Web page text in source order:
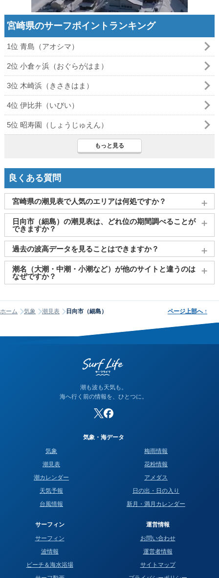
宮崎県のサーフポイントランキング
1位 青島（アオシマ）
2位 小倉ヶ浜（おぐらがはま）
3位 木崎浜（きさきはま）
4位 伊比井（いびい）
5位 昭寿園（しょうじゅえん）
もっと見る
良くある質問
宮崎県の潮見表で人気のエリアは何処ですか？
宮崎 、日南市（油津）、日向市（細島）、土々呂 、 福島 がよ
く見られております。
日向市（細島）の潮見表は、どれ位の期間調べることが
できますか？
2011～2027年までの16年間分の潮汐情報や日の出・日の入りを
調べることができます。視覚的に分かり易くタイドグラフで、
日の出・日の入り情報も合わせて確認することができます。
過去の波高データを見ることはできますか？
大変申し訳ございませんが、過去の波高データ（波の高さ）に
関してはご提供しておりません。
潮名（大潮・中潮・小潮など）が他のサイトと違うのは
なぜですか？
何日まで大潮」という統一された公的な定義はありません。そ
のため、サイトが採用する計算方式によって、境界にあたる日
って見える場合は、そのサイトが別の方式を使っている可能性
ホーム 気象 潮見表 日向市（細島） ページ上部へ ↑
潮も波も天気も。
海へ行く前の情報を、ひとつに。
気象・海データ
気象
潮見表
潮カレンダー
天気予報
台風情報
梅雨情報
花粉情報
アメダス
日の出・日の入り
新月・満月カレンダー
サーフィン
サーフィン
波情報
ビーチ＆海水浴場
運営情報
お問い合わせ
運営者情報
サイトマップ